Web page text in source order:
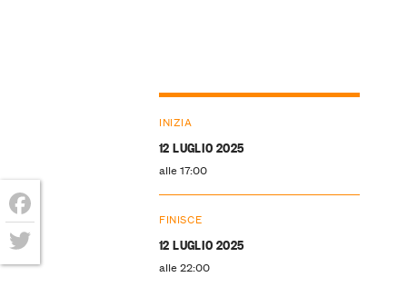
INIZIA
12 LUGLIO 2025
alle 17:00
FINISCE
12 LUGLIO 2025
alle 22:00
Facebook
Twitter